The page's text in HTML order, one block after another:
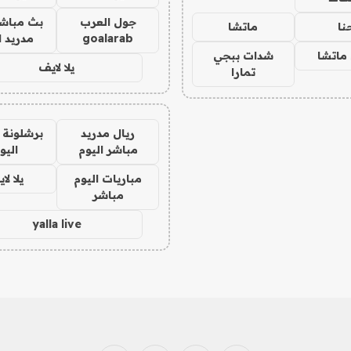
ماتشا
شدات ببجي
تمارا
جول العرب
goalarab
بث
مدريد
يلا لايف
ريال مدريد
مباشر اليوم
مباريات اليوم
مباشر
يلا
yalla live